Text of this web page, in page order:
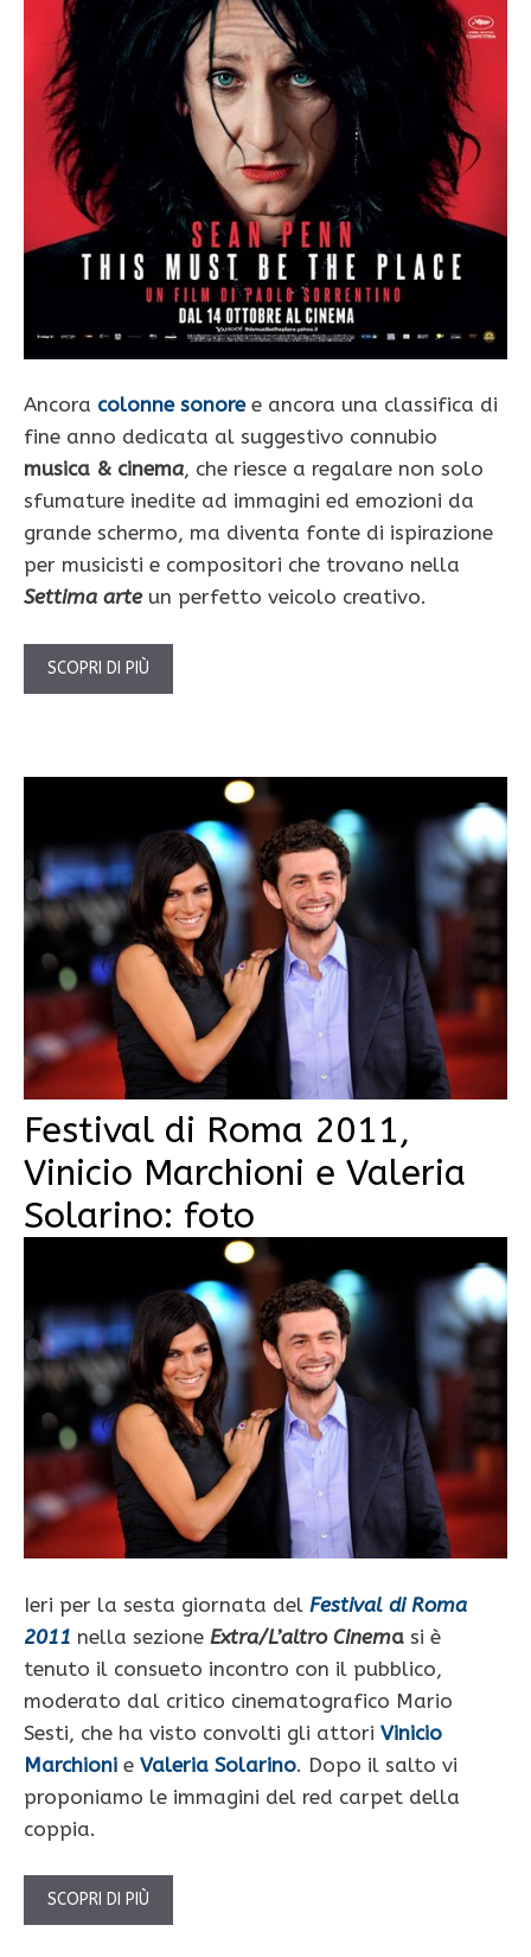
Ancora colonne sonoree ancora una classifica di
fine anno dedicata al suggestivo connubio
musica & cinema, che riesce a regalare non solo
sfumature inedite ad immagini ed emozioni da
grande schermo, ma diventa fonte di ispirazione
per musicisti e compositori che trovano nella
Settima arteun perfetto veicolo creativo.
SCOPRI DI PIÙ
Festival di Roma 2011,
Vinicio Marchioni e Valeria
Solarino: foto
Ieri per la sesta giornata del Festival di Roma
2011 nella sezione Extra/L’altro Cinema si è
tenuto il consueto incontro con il pubblico,
moderato dal critico cinematografico Mario
Sesti, che ha visto convolti gli attori Vinicio
Marchioni e Valeria Solarino. Dopo il salto vi
proponiamo le immagini del red carpet della
coppia.
SCOPRI DI PIÙ